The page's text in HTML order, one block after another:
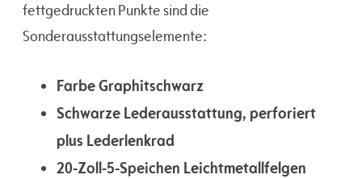
fettgedruckten Punkte sind die
Sonderausstattungselemente:
Farbe Graphitschwarz
Schwarze Lederausstattung, perforiert
plus Lederlenkrad
20-Zoll-5-Speichen Leichtmetallfelgen